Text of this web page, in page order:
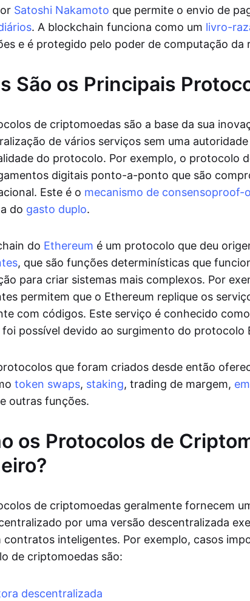
Satoshi Nakamoto que permite o envio de
. A blockchain funciona como um livro-
e é protegido pelo poder de computação da
São os Principais
de criptomoedas são a base da sua
de vários serviços sem uma
do protocolo. Por exemplo, o protocolo
digitais ponto-a-ponto que são
Este é o mecanismo de consensoproof-
do gasto duplo.
do Ethereum é um protocolo que deu
, que são funções determinísticas que
para criar sistemas mais complexos. Por
permitem que o Ethereum replique os
com códigos. Este serviço é conhecido
foi possível devido ao surgimento do protocolo
que foram criados desde então
token swaps, staking, trading de margem,
outras funções.
os Protocolos de
de criptomoedas geralmente fornecem
por uma versão descentralizada
contratos inteligentes. Por exemplo, casos
de criptomoedas são:
descentralizada